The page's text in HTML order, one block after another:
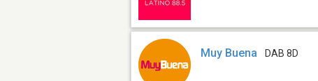
Muy Buena DAB 8D